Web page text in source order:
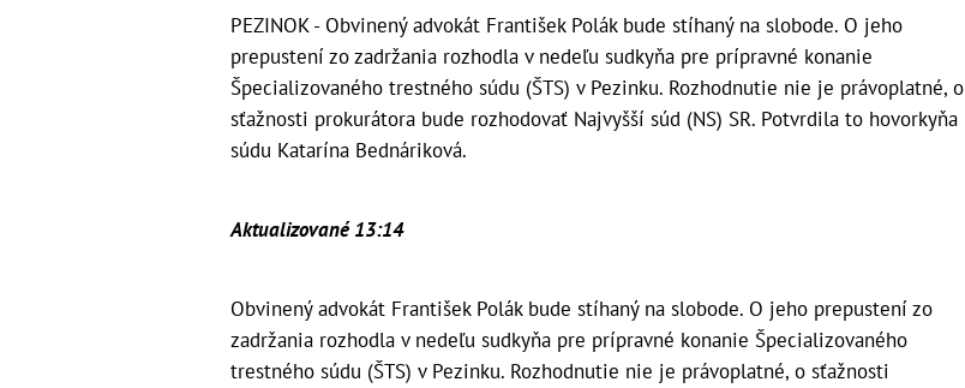
PEZINOK - Obvinený advokát František Polák bude stíhaný na slobode. O jeho
prepustení zo zadržania rozhodla v nedeľu sudkyňa pre prípravné konanie
Špecializovaného trestného súdu (ŠTS) v Pezinku. Rozhodnutie nie je právoplatné, o
sťažnosti prokurátora bude rozhodovať Najvyšší súd (NS) SR. Potvrdila to hovorkyňa
súdu Katarína Bednáriková.
Aktualizované 13:14
Obvinený advokát František Polák bude stíhaný na slobode. O jeho prepustení zo
zadržania rozhodla v nedeľu sudkyňa pre prípravné konanie Špecializovaného
trestného súdu (ŠTS) v Pezinku. Rozhodnutie nie je právoplatné, o sťažnosti